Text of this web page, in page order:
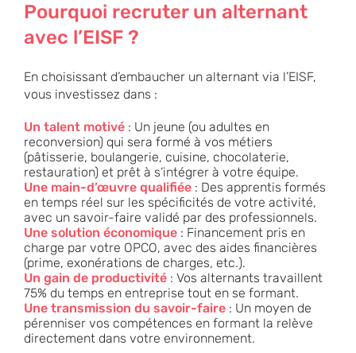
Pourquoi recruter un alternant
avec l’EISF ?
En choisissant d’embaucher un alternant via l’EISF,
vous investissez dans :
Un talent motivé : Un jeune (ou adultes en
reconversion) qui sera formé à vos métiers
(pâtisserie, boulangerie, cuisine, chocolaterie,
restauration) et prêt à s’intégrer à votre équipe.
Une main-d’œuvre qualifiée : Des apprentis formés
en temps réel sur les spécificités de votre activité,
avec un savoir-faire validé par des professionnels.
Une solution économique : Financement pris en
charge par votre OPCO, avec des aides financières
(prime, exonérations de charges, etc.).
Un gain de productivité : Vos alternants travaillent
75% du temps en entreprise tout en se formant.
Une transmission du savoir-faire : Un moyen de
pérenniser vos compétences en formant la relève
directement dans votre environnement.